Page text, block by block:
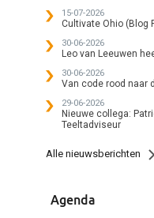
15-07-2026
Cultivate Ohio (Blog
30-06-2026
Leo van Leeuwen
30-06-2026
Van code rood naar
29-06-2026
Nieuwe collega:
Teeltadviseur
Alle nieuwsberichten
Agenda